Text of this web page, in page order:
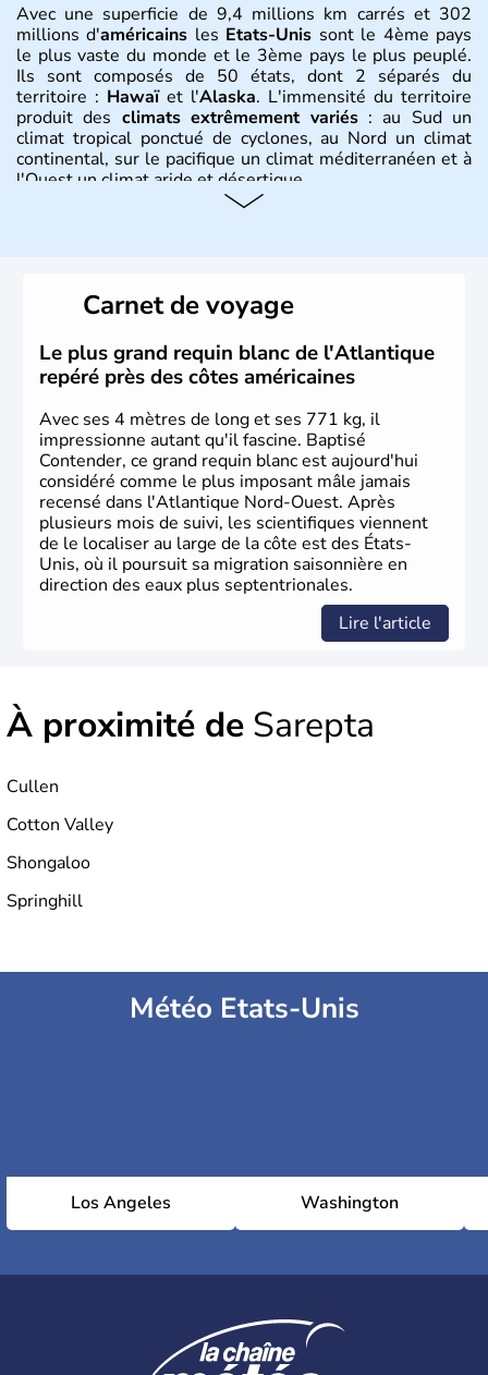
Avec une superficie de 9,4 millions km carrés et 302
millions d'américains les Etats-Unis sont le 4ème pays
le plus vaste du monde et le 3ème pays le plus peuplé.
Ils sont composés de 50 états, dont 2 séparés du
territoire : Hawaïet l'Alaska. L'immensité du territoire
produit des climats extrêmement variés: au Sud un
climat tropical ponctué de cyclones, au Nord un climat
continental, sur le pacifique un climat méditerranéen et à
l'Ouest un climat aride et désertique.
Plusieurs populations se sont succédées avant l'arrivée
des européens, suite à la découverte du continent par
Christophe Colomb en 1492. Les 13 colonies
britanniques proclament la Déclaration d'indépendance
en 1776 et adoptent leur première constitution en 1787.
La conquête de l'Ouest marque ensuite l'entrée dans une
phase de développement intense.
Carnet de voyage
Le plus grand requin blanc de l'Atlantique
repéré près des côtes américaines
Avec ses 4 mètres de long et ses 771 kg, il
impressionne autant qu'il fascine. Baptisé
Contender, ce grand requin blanc est aujourd'hui
considéré comme le plus imposant mâle jamais
recensé dans l'Atlantique Nord-Ouest. Après
plusieurs mois de suivi, les scientifiques viennent
de le localiser au large de la côte est des États-
Unis, où il poursuit sa migration saisonnière en
direction des eaux plus septentrionales.
Lire l'article
À proximité de Sarepta
Cullen
Cotton Valley
Shongaloo
Springhill
Météo Etats-Unis
Los Angeles Washington